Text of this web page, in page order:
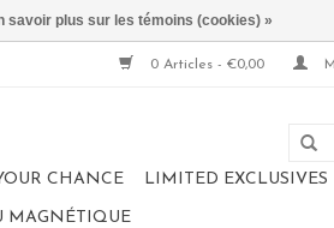
0 Articles - €0,00
CHANCE LIMITED EXCLUSIVES
MAGNÉTIQUE
savoir plus sur les témoins (cookies) »